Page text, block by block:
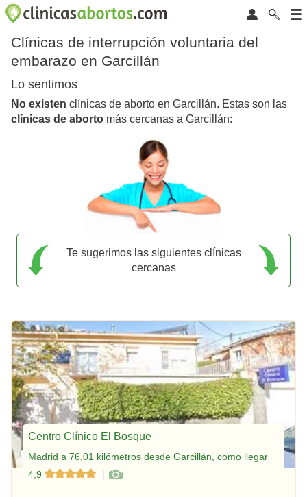
Clínicas de interrupción voluntaria del
embarazo en Garcillán
Lo sentimos
No existen clínicas de aborto en Garcillán. Estas son las
clínicas de aborto más cercanas a Garcillán:
Te sugerimos las siguientes clínicas
cercanas
Centro Clínico El Bosque
Madrid a 76,01 kilómetros desde Garcillán, como llegar
4,9